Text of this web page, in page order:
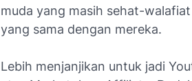
muda yang masih sehat-
yang sama dengan mereka.
Lebih menjanjikan untuk jadi